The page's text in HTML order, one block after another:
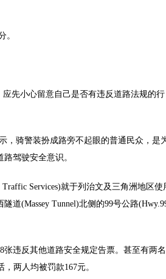
。
先小心留意自己是否有违反道路法规的行
，骑警装扮成路旁不起眼的普通民众，是
驾驶安全意识。
Services)就于列治文及三角洲地区使
道(Massey Tunnel)北侧的99号公路
违反其他道路安全规定告票。甚至有两名
两人均被罚款167元。